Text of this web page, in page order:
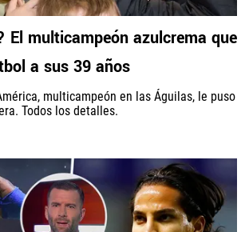
El multicampeón azulcrema que
a sus 39 años
multicampeón en las Águilas, le puso
Todos los detalles.